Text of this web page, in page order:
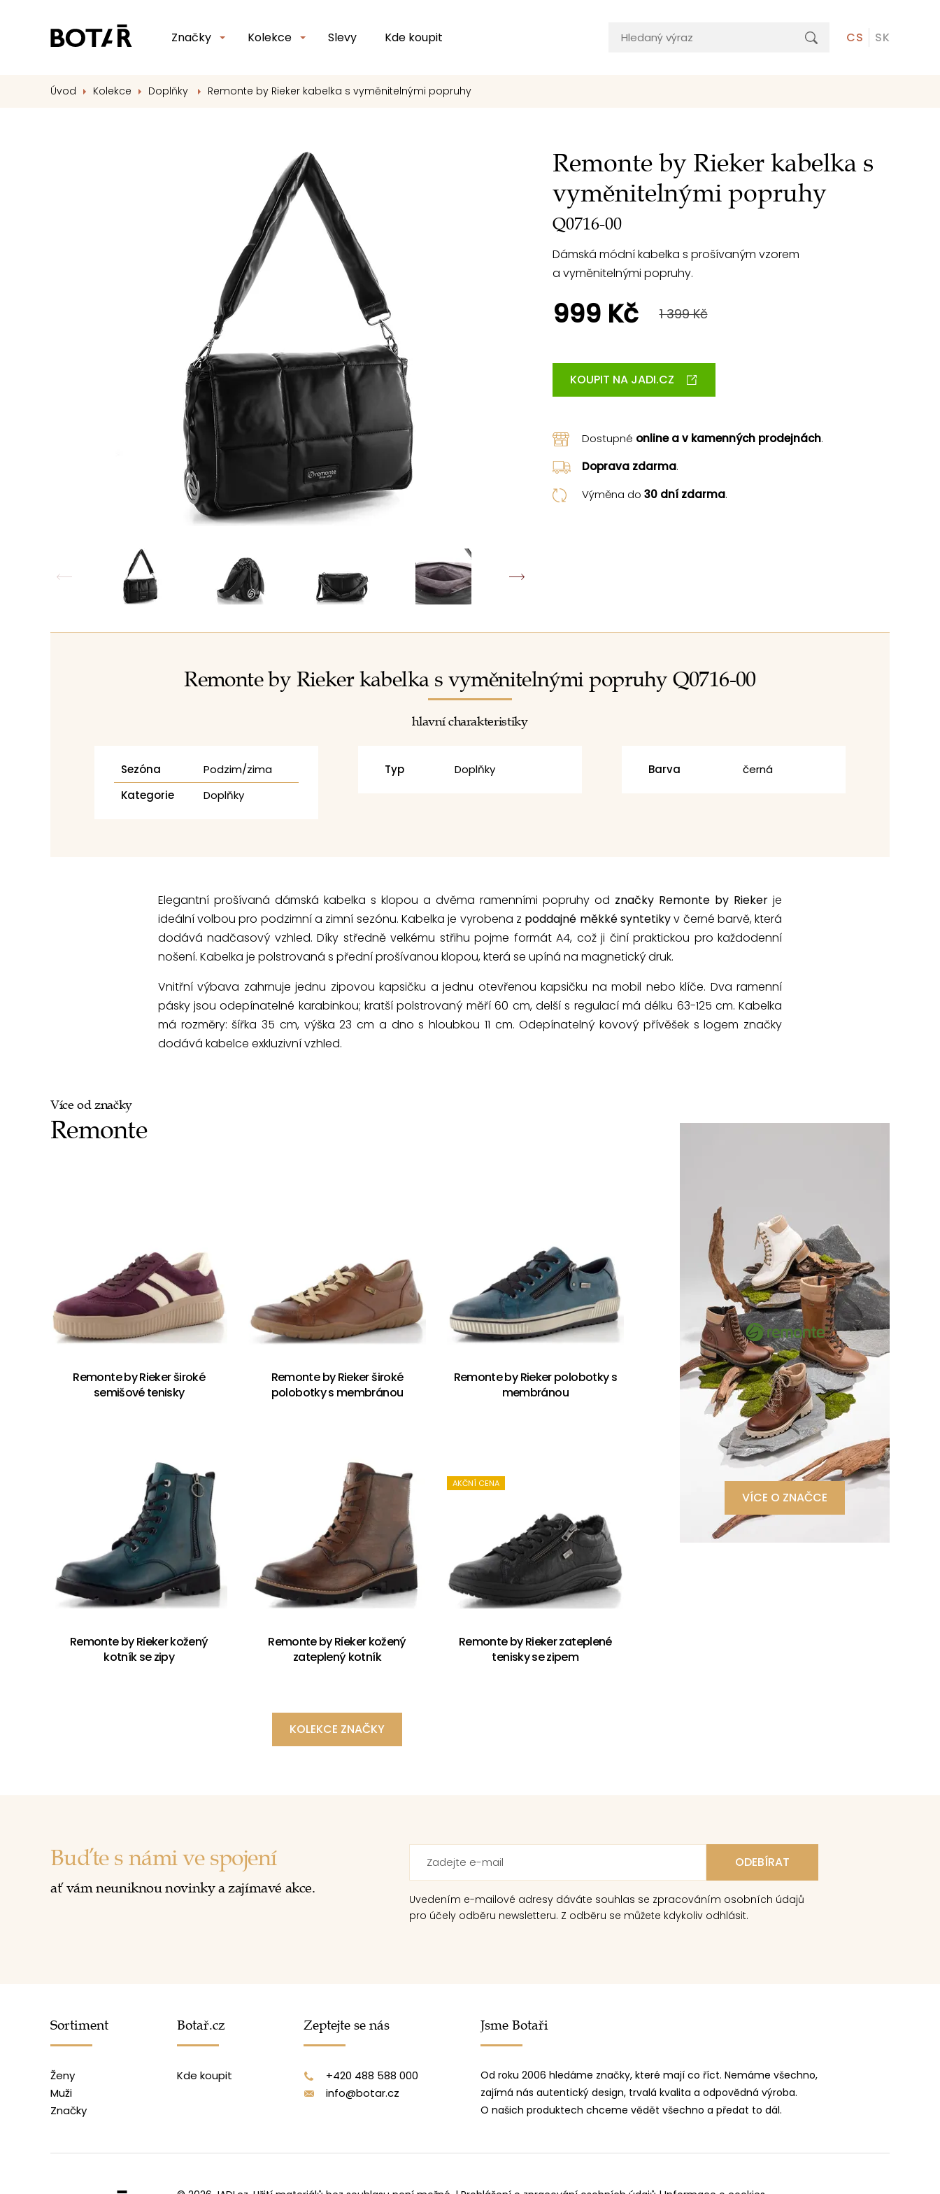
CS SK
Značky Kolekce Slevy Kde koupit
Úvod Kolekce Doplňky Remonte by Rieker kabelka s vyměnitelnými popruhy
Remonte by Rieker kabelka s
vyměnitelnými popruhy
Q0716-00
Dámská módní kabelka s prošívaným vzorem
a vyměnitelnými popruhy.
999 Kč 1 399 Kč
KOUPIT NA JADI.CZ
Dostupné online a v kamenných prodejnách.
Doprava zdarma.
Výměna do 30 dní zdarma.
Remonte by Rieker kabelka s vyměnitelnými popruhy Q0716-00
hlavní charakteristiky
Sezóna
Podzim/zima
Kategorie
Doplňky
Typ Doplňky Barva černá
Elegantní prošívaná dámská kabelka s klopou a dvěma ramenními popruhy od značky Remonte by Rieker je
ideální volbou pro podzimní a zimní sezónu. Kabelka je vyrobena z poddajné měkké syntetikyv černé barvě, která
dodává nadčasový vzhled. Díky středně velkému střihu pojme formát A4, což ji činí praktickou pro každodenní
nošení. Kabelka je polstrovaná s přední prošívanou klopou, která se upíná na magnetický druk.
Vnitřní výbava zahrnuje jednu zipovou kapsičku a jednu otevřenou kapsičku na mobil nebo klíče. Dva ramenní
pásky jsou odepínatelné karabinkou; kratší polstrovaný měří 60 cm, delší s regulací má délku 63-125 cm. Kabelka
má rozměry: šířka 35 cm, výška 23 cm a dno s hloubkou 11 cm. Odepínatelný kovový přívěšek s logem značky
dodává kabelce exkluzivní vzhled.
Více od značky
Remonte
Remonte by Rieker široké
semišové tenisky
Remonte by Rieker široké
polobotky s membránou
Remonte by Rieker polobotky s
membránou
Remonte by Rieker kožený
kotník se zipy
Remonte by Rieker kožený
zateplený kotník
AKČNÍ CENA
Remonte by Rieker zateplené
tenisky se zipem
KOLEKCE ZNAČKY
VÍCE O ZNAČCE
Buďte s námi ve spojení
ať vám neuniknou novinky a zajímavé akce.
Uvedením e-mailové adresy dáváte souhlas se zpracováním osobních údajů
pro účely odběru newsletteru. Z odběru se můžete kdykoliv odhlásit.
Sortiment
Ženy
Muži
Značky
Botař.cz
Kde koupit
Zeptejte se nás
+420 488 588 000
info@botar.cz
Jsme Botaři
Od roku 2006 hledáme značky, které mají co říct. Nemáme všechno,
zajímá nás autentický design, trvalá kvalita a odpovědná výroba.
O našich produktech chceme vědět všechno a předat to dál.